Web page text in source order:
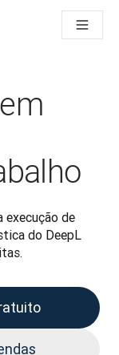
de trabalho
empresarial. Em
de Tradução no
em tempo real
with DeepL
execução de
do DeepL